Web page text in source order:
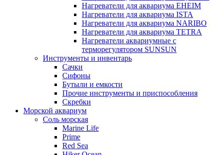
Нагреватели для аквариума EHEIM
Нагреватели для аквариума ISTA
Нагреватели для аквариума NARIBO
Нагреватели для аквариума TETRA
Нагреватели аквариумные с
терморегулятором SUNSUN
Инструменты и инвентарь
Сачки
Сифоны
Бутыли и емкости
Прочие инструменты и приспособления
Скребки
Морской аквариум
Соль морская
Marine Life
Prime
Red Sea